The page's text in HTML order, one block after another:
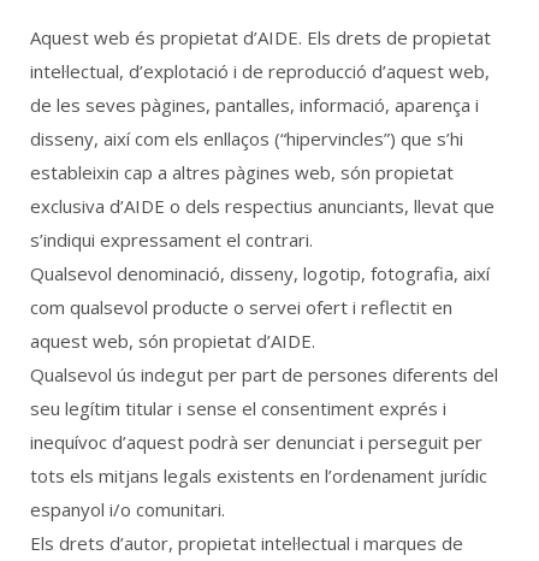
Aquest web és propietat d’AIDE. Els drets de propietat
intel·lectual, d’explotació i de reproducció d’aquest web,
de les seves pàgines, pantalles, informació, aparença i
disseny, així com els enllaços (“hipervincles”) que s’hi
estableixin cap a altres pàgines web, són propietat
exclusiva d’AIDE o dels respectius anunciants, llevat que
s’indiqui expressament el contrari.
Qualsevol denominació, disseny, logotip, fotografia, així
com qualsevol producte o servei ofert i reflectit en
aquest web, són propietat d’AIDE.
Qualsevol ús indegut per part de persones diferents del
seu legítim titular i sense el consentiment exprés i
inequívoc d’aquest podrà ser denunciat i perseguit per
tots els mitjans legals existents en l’ordenament jurídic
espanyol i/o comunitari.
Els drets d’autor, propietat intel·lectual i marques de